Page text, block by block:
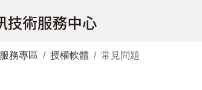
務專區 授權軟體 常見問題